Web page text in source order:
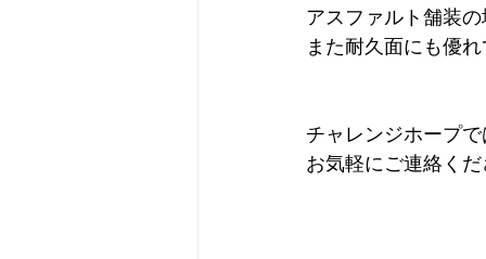
アスファルト舗装
また耐久面にも優
チャレンジホープ
お気軽にご連絡く